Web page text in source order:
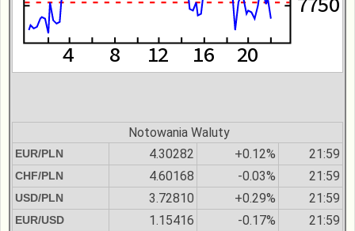
Notowania Waluty
EUR/PLN 4.30282 +0.12% 21:59
CHF/PLN 4.60168 -0.03% 21:59
USD/PLN 3.72810 +0.29% 21:59
EUR/USD 1.15416 -0.17% 21:59